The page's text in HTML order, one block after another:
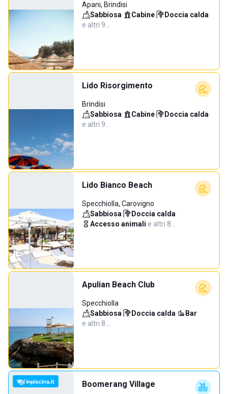
Apani, Brindisi
Sabbiosa· Cabine· Doccia calda·
e altri 9…
Lido Risorgimento
Brindisi
Sabbiosa· Cabine· Doccia calda·
e altri 9…
Lido Bianco Beach
Specchiolla, Carovigno
Sabbiosa· Doccia calda·
Accesso animali·e altri 8…
Apulian Beach Club
Specchiolla
Sabbiosa· Doccia calda· Bar·
e altri 8…
Boomerang Village